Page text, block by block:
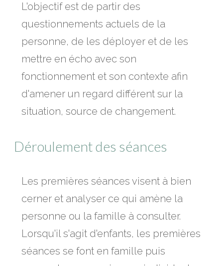
L'objectif est de partir des
questionnements actuels de la
personne, de les déployer et de les
mettre en écho avec son
fonctionnement et son contexte afin
d'amener un regard différent sur la
situation, source de changement.
Déroulement des séances
Les premières séances visent à bien
cerner et analyser ce qui amène la
personne ou la famille à consulter.
Lorsqu'il s'agit d'enfants, les premières
séances se font en famille puis